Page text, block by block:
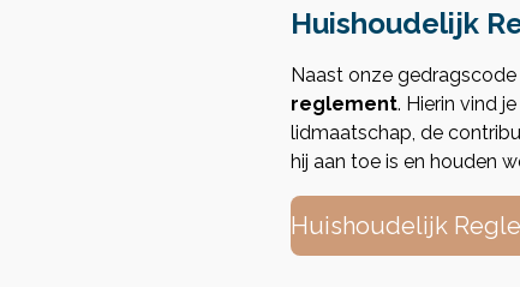
Huishoudelijk
Naast onze
reglement. Hierin vind
lidmaatschap, de
hij aan toe is en houden
Huishoudelijk